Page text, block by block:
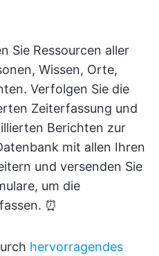
Sie Ressourcen aller
Wissen, Orte,
Verfolgen Sie die
Zeiterfassung und
Berichten zur
mit allen Ihren
und versenden Sie
um die
⏰
hervorragendes